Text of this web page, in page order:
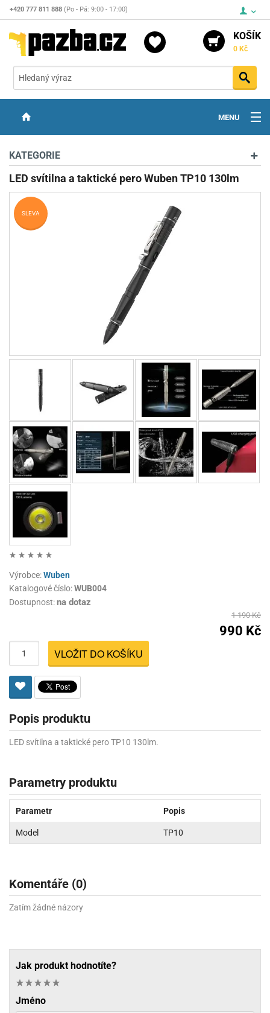
+420 777 811 888 (Po - Pá: 9:00 - 17:00)
KOŠÍK
0 Kč
MENU
OPTIKA
STŘELIVO
PŘÍSLUŠENSTVÍ
KATEGORIE
LED svítilna a taktické pero Wuben TP10 130lm
SLEVA
Výrobce:Wuben
Katalogové číslo:WUB004
Dostupnost:na dotaz
1 190 Kč
990 Kč
VLOŽIT DO KOŠÍKU
Popis produktu
LED svítilna a taktické pero TP10 130lm.
Parametry produktu
Parametr Popis
Model TP10
Komentáře (0)
Zatím žádné názory
Jak produkt hodnotíte?
Jméno